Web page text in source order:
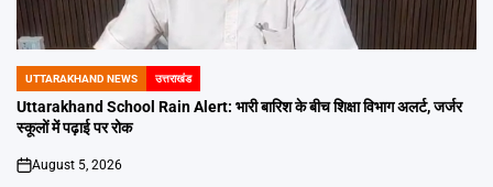
POSTED
IN
UTTARAKHAND NEWS उत्तराखंड
Uttarakhand School Rain Alert: भारी बारिश के बीच शिक्षा विभाग अलर्ट, जर्जर
स्कूलों में पढ़ाई पर रोक
on
August 5, 2026